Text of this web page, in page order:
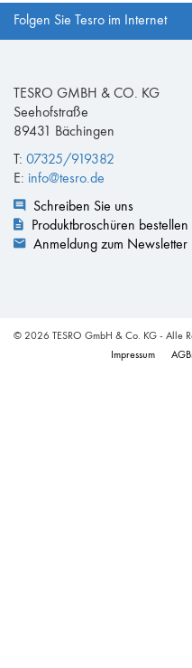
Folgen Sie Tesro im Internet
TESRO GMBH & CO. KG
Seehofstraße
89431 Bächingen
T: 07325/919382
E: info@tesro.de
Schreiben Sie uns
Produktbroschüren bestellen
Anmeldung zum Newsletter
© 2026 TESRO GmbH & Co. KG - Alle
Impressum